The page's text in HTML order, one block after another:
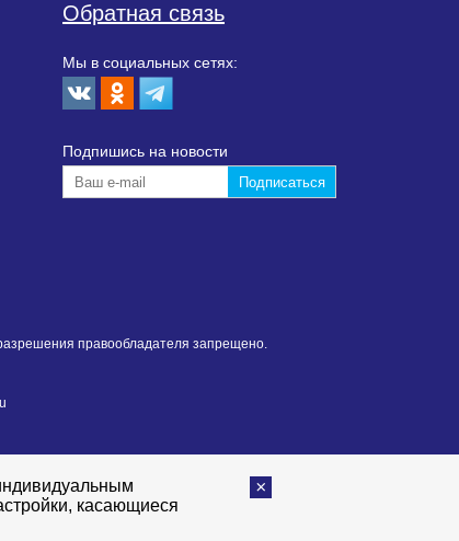
Обратная связь
Мы в социальных сетях:
Подпишиcь на новости
правообладателя запрещено.
касающиеся